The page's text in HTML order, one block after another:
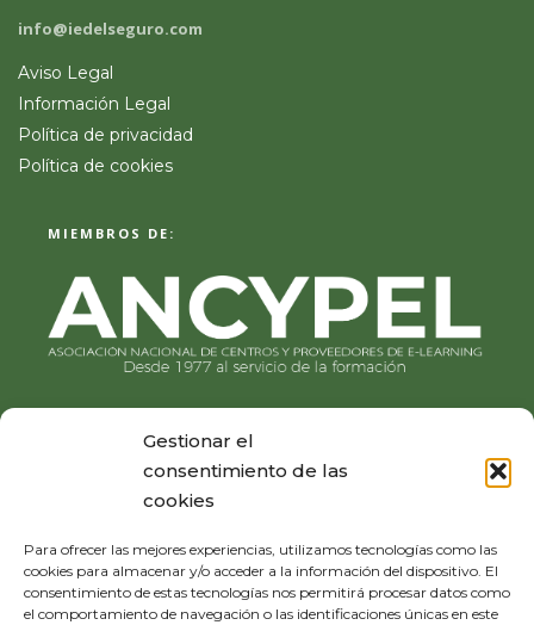
Gestionar el
consentimiento de las
cookies
Para ofrecer las mejores experiencias, utilizamos tecnologías como las
cookies para almacenar y/o acceder a la información del dispositivo. El
consentimiento de estas tecnologías nos permitirá procesar datos como
el comportamiento de navegación o las identificaciones únicas en este
info@iedelseguro.com
Aviso Legal
Información Legal
Política de privacidad
Política de cookies
MIEMBROS DE: